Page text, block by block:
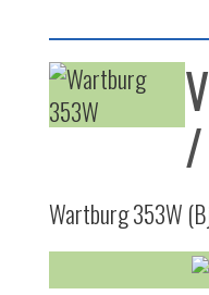
BARVY
/
Wartburg 353W